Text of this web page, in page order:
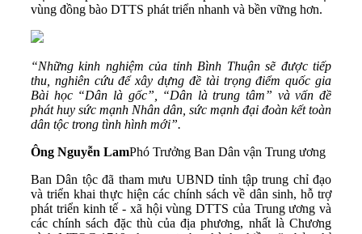
vùng đồng bào DTTS phát triển nhanh và bền vững hơn.
“Những kinh nghiệm của tỉnh Bình Thuận sẽ được tiếp
thu, nghiên cứu để xây dựng đề tài trọng điểm quốc gia
Bài học “Dân là gốc”, “Dân là trung tâm” và vấn đề
phát huy sức mạnh Nhân dân, sức mạnh đại đoàn kết toàn
dân tộc trong tình hình mới”.
Ông Nguyễn LamPhó Trưởng Ban Dân vận Trung ương
Ban Dân tộc đã tham mưu UBND tỉnh tập trung chỉ đạo
và triển khai thực hiện các chính sách về dân sinh, hỗ trợ
phát triển kinh tế - xã hội vùng DTTS của Trung ương và
các chính sách đặc thù của địa phương, nhất là Chương